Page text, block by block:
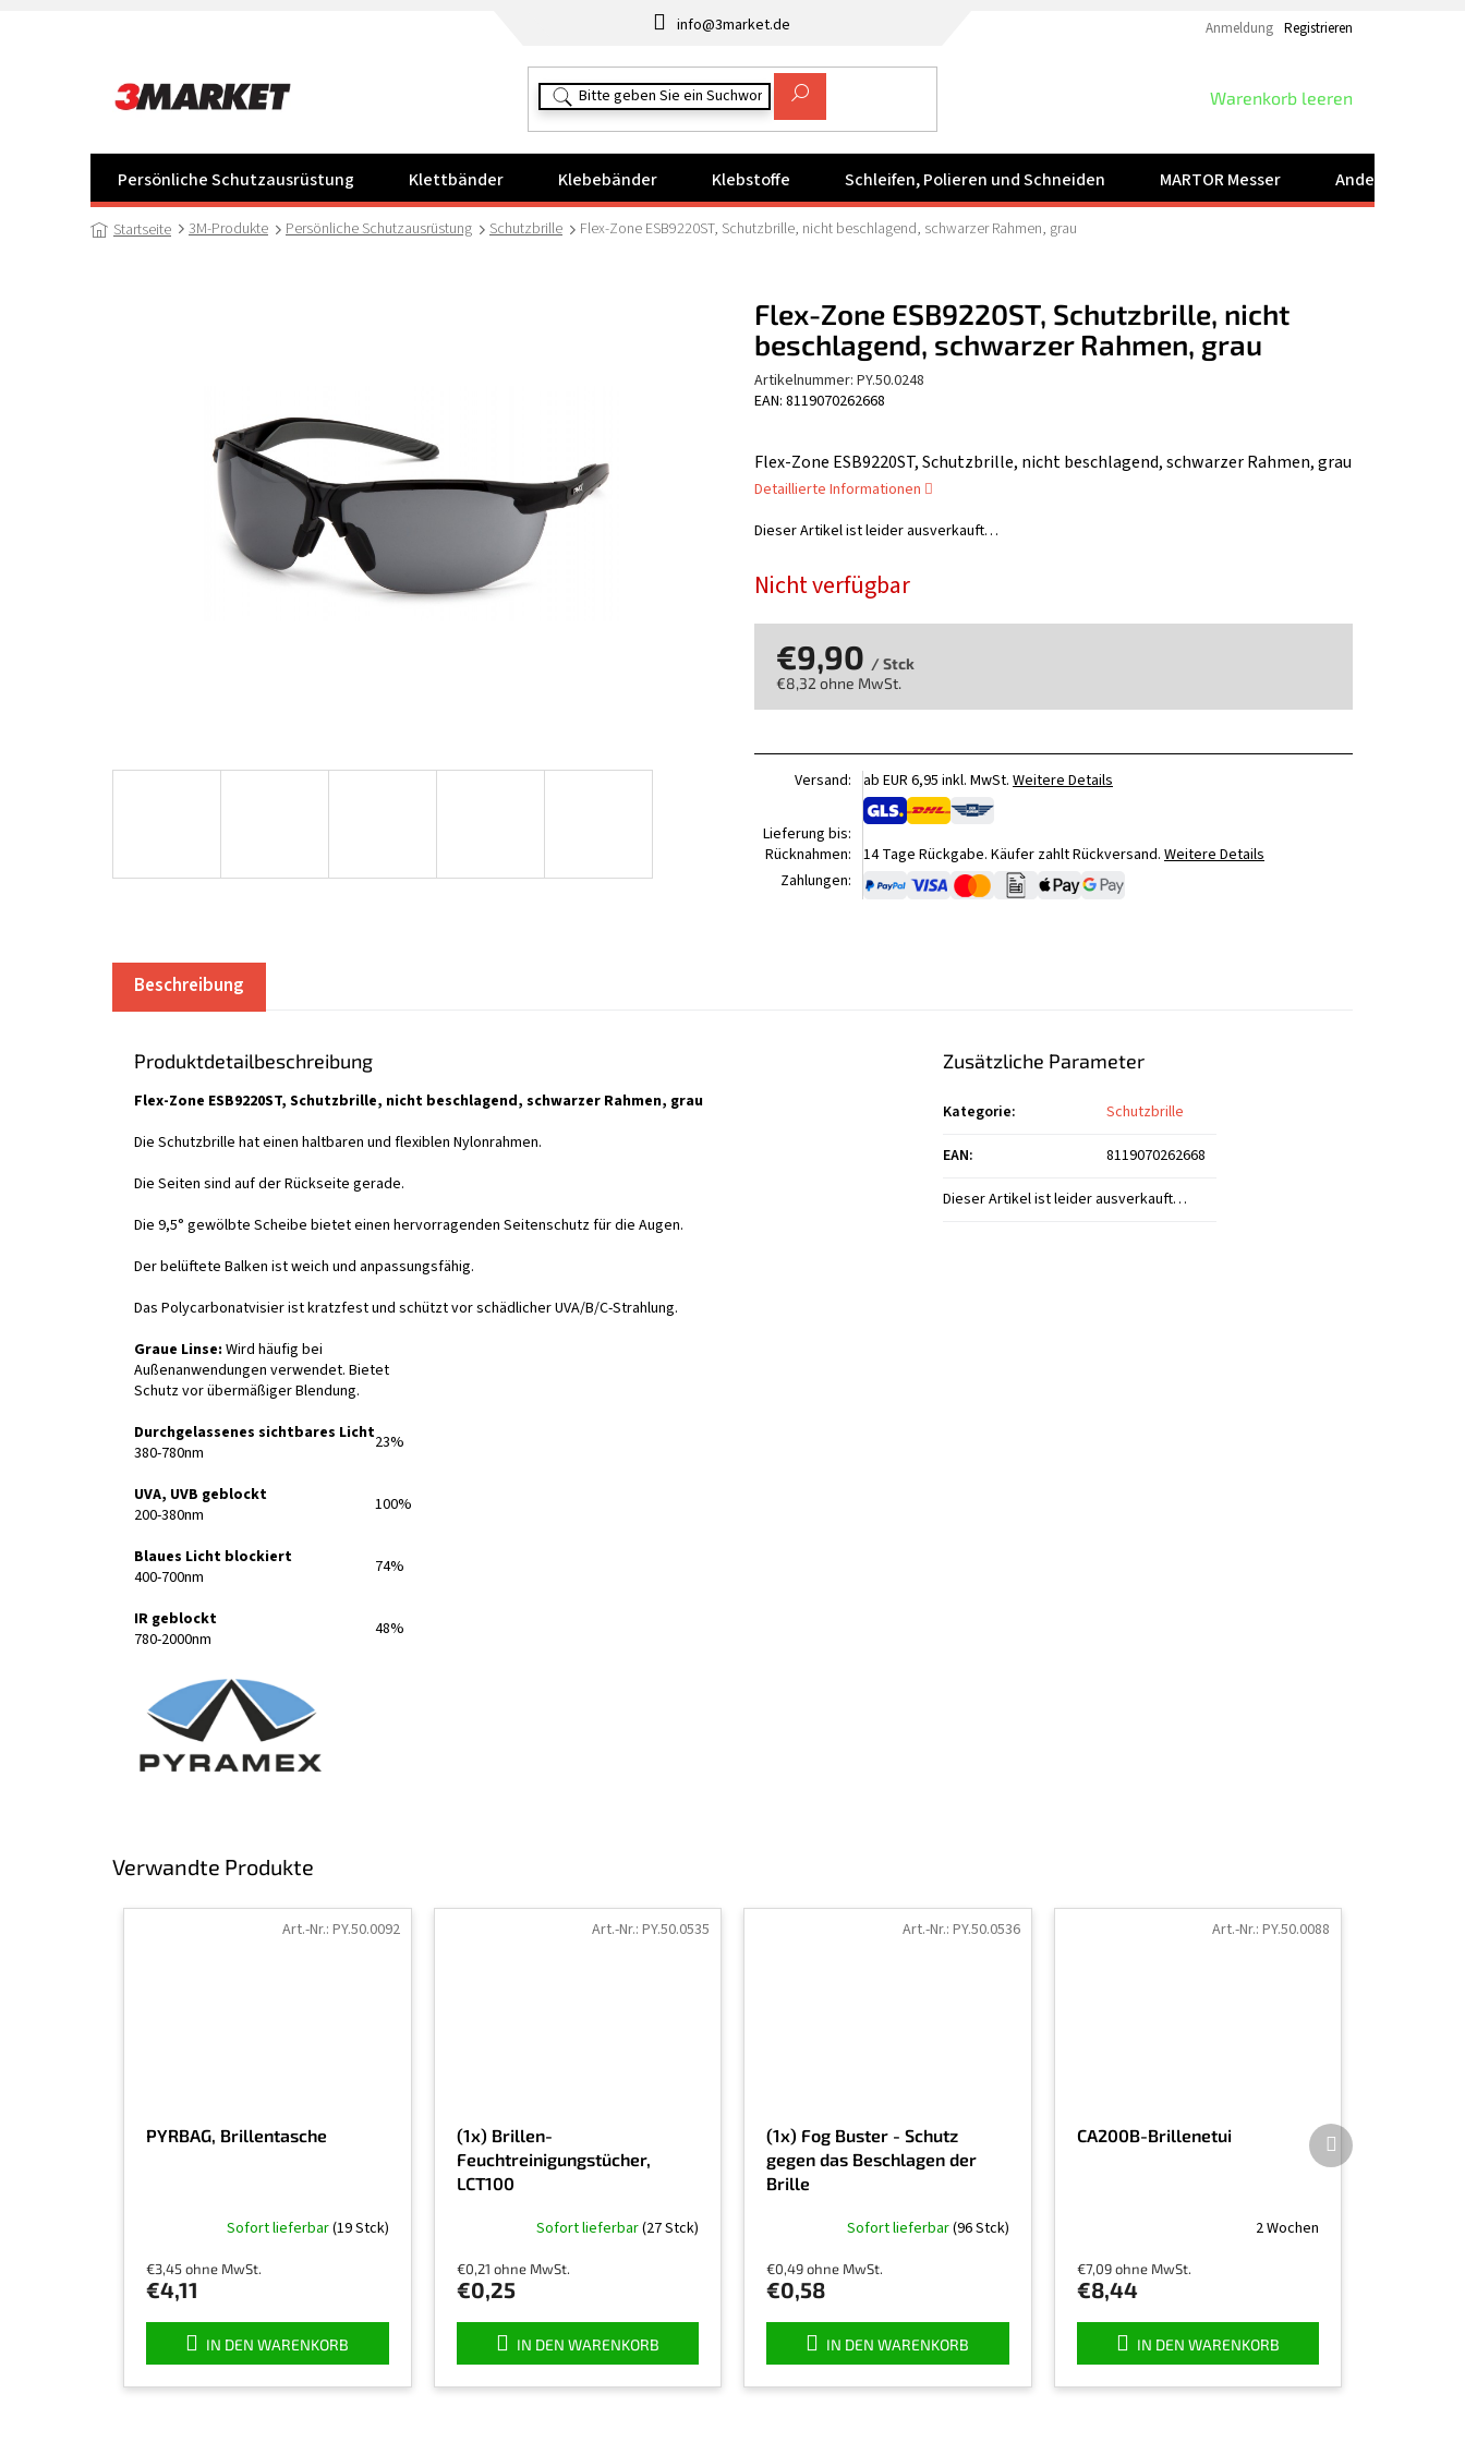
info@3market.de Anmeldung Registrieren
WARENKORB
Warenkorb leeren
Persönliche Schutzausrüstung Klettbänder Klebebänder Klebstoffe Schleifen, Polieren und Schneiden MARTOR Messer Andere Produkte
Startseite 3M-Produkte Persönliche Schutzausrüstung Schutzbrille Flex-Zone ESB9220ST, Schutzbrille, nicht beschlagend, schwarzer Rahmen, grau
Nicht verfügbar
Dieser Artikel ist leider ausverkauft…
Flex-Zone ESB9220ST, Schutzbrille, nicht beschlagend, schwarzer Rahmen, grau
Detaillierte Informationen
€9,90 / Stck
€8,32 ohne MwSt.
Flex-Zone ESB9220ST, Schutzbrille, nicht
beschlagend, schwarzer Rahmen, grau
Artikelnummer: PY.50.0248
EAN: 8119070262668
Versand: ab EUR 6,95 inkl. MwSt. Weitere Details
Lieferung bis:
Rücknahmen: 14 Tage Rückgabe. Käufer zahlt Rückversand. Weitere Details
Zahlungen:
Verwandte Produkte
PYRBAG, Brillentasche
Sofort lieferbar(19 Stck)
€3,45 ohne MwSt.
€4,11
IN DEN WARENKORB
Art.-Nr.: PY.50.0092
(1x) Brillen-
Feuchtreinigungstücher,
LCT100
Sofort lieferbar(27 Stck)
€0,21 ohne MwSt.
€0,25
IN DEN WARENKORB
Art.-Nr.: PY.50.0535
(1x) Fog Buster - Schutz
gegen das Beschlagen der
Brille
Sofort lieferbar(96 Stck)
€0,49 ohne MwSt.
€0,58
IN DEN WARENKORB
Art.-Nr.: PY.50.0536
CA200B-Brillenetui
2 Wochen
€7,09 ohne MwSt.
€8,44
IN DEN WARENKORB
Art.-Nr.: PY.50.0088
Nächstes
Produkt
Beschreibung
Produktdetailbeschreibung
Flex-Zone ESB9220ST, Schutzbrille, nicht beschlagend, schwarzer Rahmen, grau
Die Schutzbrille hat einen haltbaren und flexiblen Nylonrahmen.
Die Seiten sind auf der Rückseite gerade.
Die 9,5° gewölbte Scheibe bietet einen hervorragenden Seitenschutz für die Augen.
Der belüftete Balken ist weich und anpassungsfähig.
Das Polycarbonatvisier ist kratzfest und schützt vor schädlicher UVA/B/C-Strahlung.
Graue Linse: Wird häufig bei
Außenanwendungen verwendet. Bietet
Schutz vor übermäßiger Blendung.
Durchgelassenes sichtbares Licht
380-780nm
23%
UVA, UVB geblockt
200-380nm
100%
Blaues Licht blockiert
400-700nm
74%
IR geblockt
780-2000nm
48%
Zusätzliche Parameter
Kategorie:
Schutzbrille
EAN:
8119070262668
Dieser Artikel ist leider ausverkauft…